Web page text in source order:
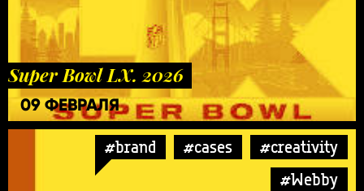
Super Bowl LX. 2026
09 ФЕВРАЛЯ
#brand #cases
#creativity
#Webby